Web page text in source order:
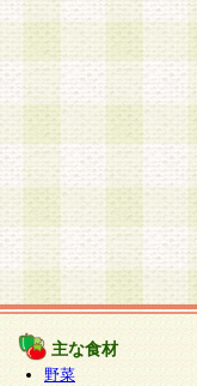
主な食材
野菜